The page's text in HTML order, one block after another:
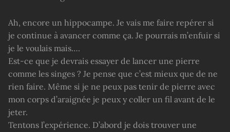
Ah, encore un hippocampe. Je vais me faire repérer si
je continue à avancer comme ça. Je pourrais m’enfuir si
je le voulais mais….
Est-ce que je devrais essayer de lancer une pierre
comme les singes ? Je pense que c’est mieux que de ne
rien faire. Même si je ne peux pas tenir de pierre avec
mon corps d’araignée je peux y coller un fil avant de le
jeter.
Tentons l’expérience. D’abord je dois trouver une